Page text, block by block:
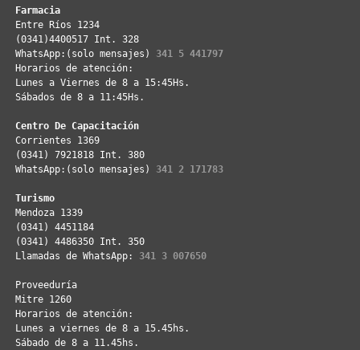
Farmacia
Entre Ríos 1234
(0341)4400517 Int. 328
WhatsApp:(solo mensajes) 341 5 441797
Horarios de atención:
Lunes a Viernes de 8 a 15:45Hs.
Sábados de 8 a 11:45Hs.
Centro De Capacitación
Corrientes 1369
(0341) 7921818 Int. 380
WhatsApp:(solo mensajes) 341 2 171783
Turismo
Mendoza 1339
(0341) 4451184
(0341) 4486350 Int. 350
Llamadas de WhatsApp: 341 3 007650
Proveeduría
Mitre 1260
Horarios de atención:
Lunes a viernes de 8 a 15.45hs.
Sábado de 8 a 11.45hs.